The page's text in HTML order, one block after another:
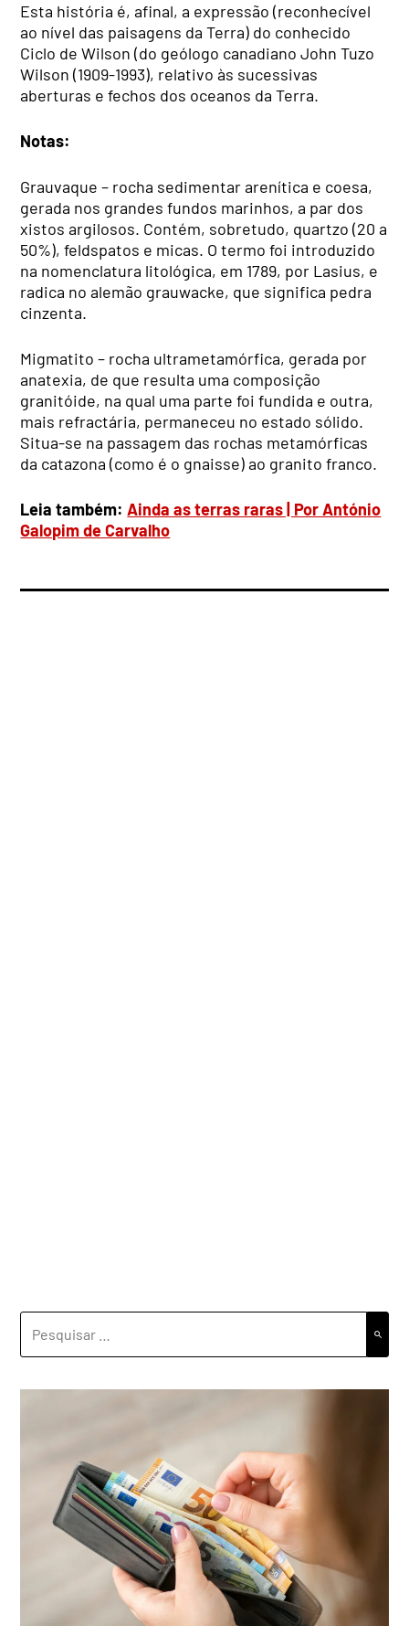
Esta história é, afinal, a expressão (reconhecível
ao nível das paisagens da Terra) do conhecido
Ciclo de Wilson (do geólogo canadiano John Tuzo
Wilson (1909-1993), relativo às sucessivas
aberturas e fechos dos oceanos da Terra.
Notas:
Grauvaque – rocha sedimentar arenítica e coesa,
gerada nos grandes fundos marinhos, a par dos
xistos argilosos. Contém, sobretudo, quartzo (20 a
50%), feldspatos e micas. O termo foi introduzido
na nomenclatura litológica, em 1789, por Lasius, e
radica no alemão grauwacke, que significa pedra
cinzenta.
Migmatito – rocha ultrametamórfica, gerada por
anatexia, de que resulta uma composição
granitóide, na qual uma parte foi fundida e outra,
mais refractária, permaneceu no estado sólido.
Situa-se na passagem das rochas metamórficas
da catazona (como é o gnaisse) ao granito franco.
Leia também:Ainda as terras raras | Por António
Galopim de Carvalho
POR: